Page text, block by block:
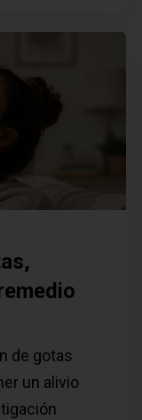
de gotas
un alivio